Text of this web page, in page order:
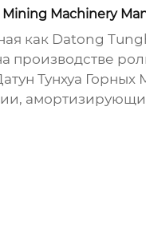
Machinery
как Datong
производстве
Тунхуа